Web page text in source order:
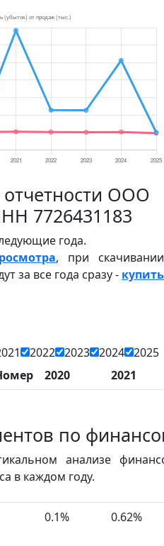
ООО
7726431183
года.
, при скачивании
за все года сразу - купить
2022 2023 2024 2025
2020 2021
по
анализе
в каждом году.
0.1% 0.62%